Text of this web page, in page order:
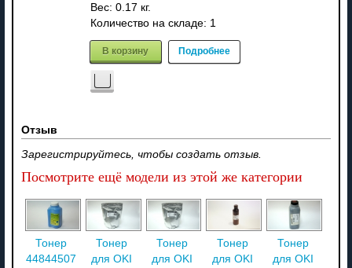
Вес: 0.17 кг.
Количество на складе: 1
В корзину Подробнее
Отзыв
Зарегистрируйтесь, чтобы создать отзыв.
Посмотрите ещё модели из этой же категории
Тонер
44844507
Тонер
для OKI
Тонер
для OKI
Тонер
для OKI
Тонер
для OKI